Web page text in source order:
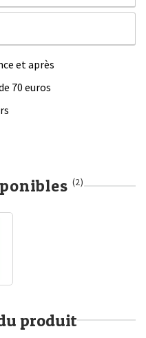
et après
70 euros
(2)
produit